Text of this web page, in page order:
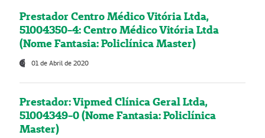
Prestador Centro Médico Vitória Ltda,
51004350-4: Centro Médico Vitória Ltda
(Nome Fantasia: Policlínica Master)
01 de Abril de 2020
Prestador: Vipmed Clínica Geral Ltda,
51004349-0 (Nome Fantasia: Policlínica
Master)